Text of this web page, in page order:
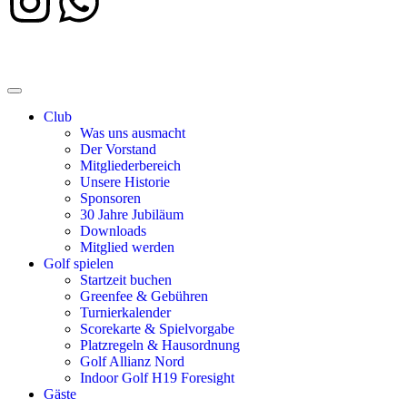
Club
Was uns ausmacht
Der Vorstand
Mitgliederbereich
Unsere Historie
Sponsoren
30 Jahre Jubiläum
Downloads
Mitglied werden
Golf spielen
Startzeit buchen
Greenfee & Gebühren
Turnierkalender
Scorekarte & Spielvorgabe
Platzregeln & Hausordnung
Golf Allianz Nord
Indoor Golf H19 Foresight
Gäste